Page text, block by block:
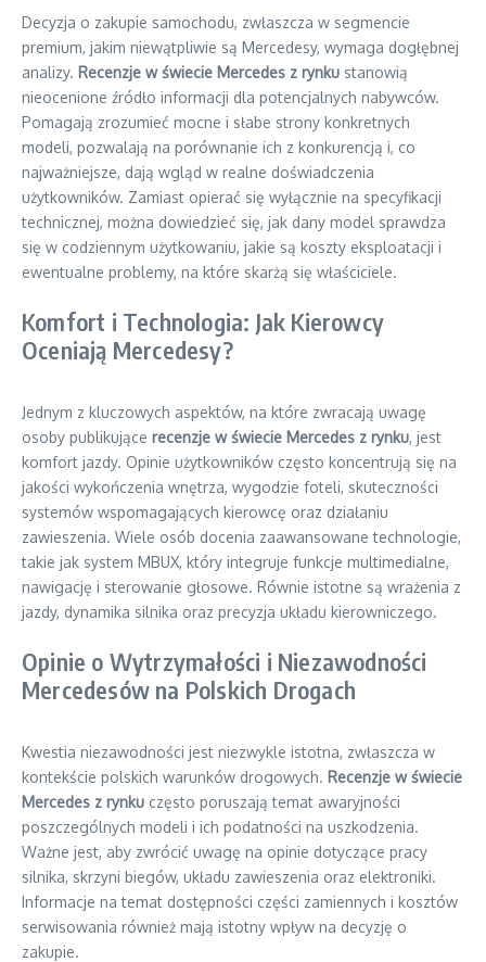
Decyzja o zakupie samochodu, zwłaszcza w segmencie
premium, jakim niewątpliwie są Mercedesy, wymaga dogłębnej
analizy. Recenzje w świecie Mercedes z rynku stanowią
nieocenione źródło informacji dla potencjalnych nabywców.
Pomagają zrozumieć mocne i słabe strony konkretnych
modeli, pozwalają na porównanie ich z konkurencją i, co
najważniejsze, dają wgląd w realne doświadczenia
użytkowników. Zamiast opierać się wyłącznie na specyfikacji
technicznej, można dowiedzieć się, jak dany model sprawdza
się w codziennym użytkowaniu, jakie są koszty eksploatacji i
ewentualne problemy, na które skarżą się właściciele.
Komfort i Technologia: Jak Kierowcy
Oceniają Mercedesy?
Jednym z kluczowych aspektów, na które zwracają uwagę
osoby publikujące recenzje w świecie Mercedes z rynku, jest
komfort jazdy. Opinie użytkowników często koncentrują się na
jakości wykończenia wnętrza, wygodzie foteli, skuteczności
systemów wspomagających kierowcę oraz działaniu
zawieszenia. Wiele osób docenia zaawansowane technologie,
takie jak system MBUX, który integruje funkcje multimedialne,
nawigację i sterowanie głosowe. Równie istotne są wrażenia z
jazdy, dynamika silnika oraz precyzja układu kierowniczego.
Opinie o Wytrzymałości i Niezawodności
Mercedesów na Polskich Drogach
Kwestia niezawodności jest niezwykle istotna, zwłaszcza w
kontekście polskich warunków drogowych. Recenzje w świecie
Mercedes z rynku często poruszają temat awaryjności
poszczególnych modeli i ich podatności na uszkodzenia.
Ważne jest, aby zwrócić uwagę na opinie dotyczące pracy
silnika, skrzyni biegów, układu zawieszenia oraz elektroniki.
Informacje na temat dostępności części zamiennych i kosztów
serwisowania również mają istotny wpływ na decyzję o
zakupie.